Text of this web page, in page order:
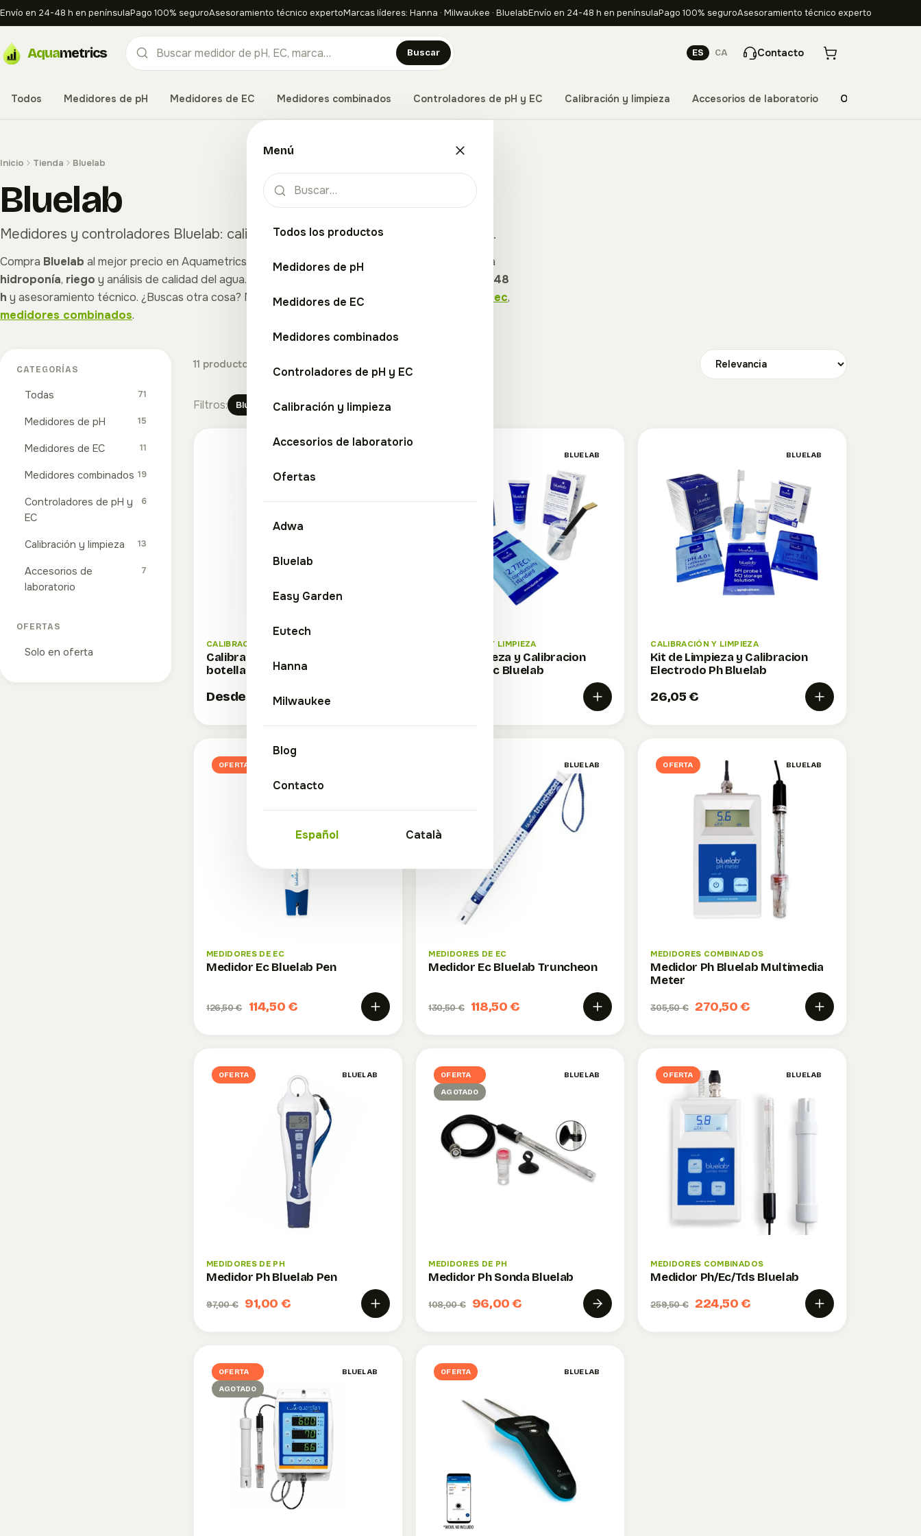
Envío en 24-48 h en penínsulaPago 100% seguroAsesoramiento técnico expertoMarcas líderes: Hanna · Milwaukee · BluelabEnvío en 24-48 h en penínsulaPago 100% seguroAsesoramiento técnico experto
Aquametrics Buscar ES CA Contacto
Todos Medidores de pH Medidores de EC Medidores combinados Controladores de pH y EC Calibración y limpieza Accesorios de laboratorio Ofertas
Menú
Todos los productos
Medidores de pH
Medidores de EC
Medidores combinados
Controladores de pH y EC
Calibración y limpieza
Accesorios de laboratorio
Ofertas
Adwa
Bluelab
Easy Garden
Eutech
Hanna
Milwaukee
Blog
Contacto
Español Català
Inicio Tienda Bluelab
Bluelab
Medidores y controladores Bluelab: calidad y precisión para el control del agua.
Compra Bluelab al mejor precio en Aquametrics: equipos demedición y control del agua
para
hidroponía, riego y análisis de calidad del agua. Todos nuestros
envío en 24-48
h y asesoramiento técnico. ¿Buscas otra cosa? Mira tambiénmedidores de ph medidores de ec,
medidores combinados.
CATEGORÍAS
Todas 71
Medidores de pH 15
Medidores de EC 11
Medidores combinados 19
Controladores de pH y
EC
6
Calibración y limpieza 13
Accesorios de
laboratorio
7
OFERTAS
Solo en oferta
11 productos
Filtros: Bluelab Quitar filtros
Catálogo de productos
CALIBRACIÓN Y LIMPIEZA
Calibración y limpieza Bluelab ·
botella 250 ml
Desde 15,70 €
BLUELAB
CALIBRACIÓN Y LIMPIEZA
Kit de Limpieza y Calibracion
Electrodo Ec Bluelab
BLUELAB
CALIBRACIÓN Y LIMPIEZA
Kit de Limpieza y Calibracion
Electrodo Ph Bluelab
26,05 €
OFERTA
MEDIDORES DE EC
Medidor Ec Bluelab Pen
126,50 € 114,50 €
BLUELAB
MEDIDORES DE EC
Medidor Ec Bluelab Truncheon
130,50 € 118,50 €
OFERTA BLUELAB
MEDIDORES COMBINADOS
Medidor Ph Bluelab Multimedia
Meter
305,50 € 270,50 €
OFERTA BLUELAB
MEDIDORES DE PH
Medidor Ph Bluelab Pen
97,00 € 91,00 €
OFERTA
AGOTADO
BLUELAB
MEDIDORES DE PH
Medidor Ph Sonda Bluelab
108,00 € 96,00 €
OFERTA BLUELAB
MEDIDORES COMBINADOS
Medidor Ph/Ec/Tds Bluelab
259,50 € 224,50 €
OFERTA
AGOTADO
BLUELAB OFERTA BLUELAB